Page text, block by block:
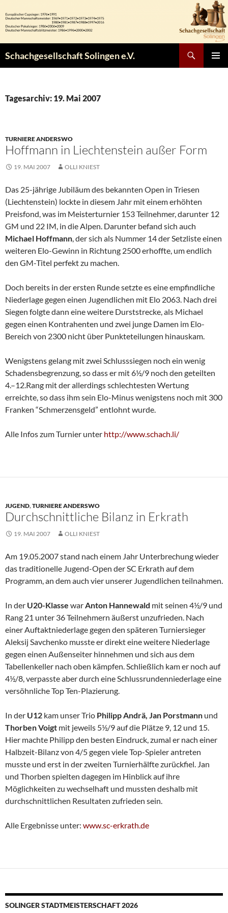
Inhalt
springen
Schachgesellschaft Solingen e.V.
Tagesarchiv: 19. Mai 2007
TURNIERE ANDERSWO
Hoffmann in Liechtenstein außer Form
19. MAI 2007 OLLI KNIEST
Das 25-jährige Jubiläum des bekannten Open in Triesen
(Liechtenstein) lockte in diesem Jahr mit einem erhöhten
Preisfond, was im Meisterturnier 153 Teilnehmer, darunter 12
GM und 22 IM, in die Alpen. Darunter befand sich auch
Michael Hoffmann, der sich als Nummer 14 der Setzliste einen
weiteren Elo-Gewinn in Richtung 2500 erhoffte, um endlich
den GM-Titel perfekt zu machen.
Doch bereits in der ersten Runde setzte es eine empfindliche
Niederlage gegen einen Jugendlichen mit Elo 2063. Nach drei
Siegen folgte dann eine weitere Durststrecke, als Michael
gegen einen Kontrahenten und zwei junge Damen im Elo-
Bereich von 2300 nicht über Punkteteilungen hinauskam.
Wenigstens gelang mit zwei Schlusssiegen noch ein wenig
Schadensbegrenzung, so dass er mit 6½/9 noch den geteilten
4.–12.Rang mit der allerdings schlechtesten Wertung
erreichte, so dass ihm sein Elo-Minus wenigstens noch mit 300
Franken “Schmerzensgeld” entlohnt wurde.
Alle Infos zum Turnier unter http://www.schach.li/
JUGEND,TURNIERE ANDERSWO
Durchschnittliche Bilanz in Erkrath
19. MAI 2007 OLLI KNIEST
Am 19.05.2007 stand nach einem Jahr Unterbrechung wieder
das traditionelle Jugend-Open der SC Erkrath auf dem
Programm, an dem auch vier unserer Jugendlichen teilnahmen.
In der U20-Klasse warAnton Hannewald mit seinen 4½/9 und
Rang 21 unter 36 Teilnehmern äußerst unzufrieden. Nach
einer Auftaktniederlage gegen den späteren Turniersieger
Aleksij Savchenko musste er direkt eine weitere Niederlage
gegen einen Außenseiter hinnehmen und sich aus dem
Tabellenkeller nach oben kämpfen. Schließlich kam er noch auf
4½/8, verpasste aber durch eine Schlussrundenniederlage eine
versöhnliche Top Ten-Plazierung.
In der U12 kam unser Trio Philipp Andrä, Jan Porstmann und
Thorben Voigt mit jeweils 5½/9 auf die Plätze 9, 12 und 15.
Hier machte Philipp den besten Eindruck, zumal er nach einer
Halbzeit-Bilanz von 4/5 gegen viele Top-Spieler antreten
musste und erst in der zweiten Turnierhälfte zurückfiel. Jan
und Thorben spielten dagegen im Hinblick auf ihre
Möglichkeiten zu wechselhaft und mussten deshalb mit
durchschnittlichen Resultaten zufrieden sein.
Alle Ergebnisse unter: www.sc-erkrath.de
SOLINGER STADTMEISTERSCHAFT 2026